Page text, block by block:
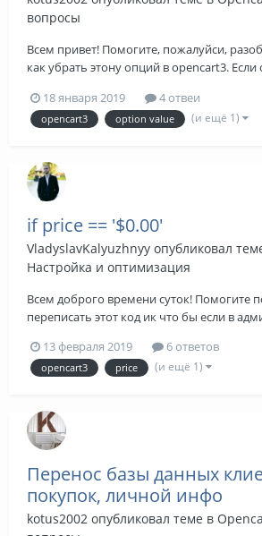
вопросы
Всем привет! Помогите, пожалуйси,
как убрать этону опций в opencart3.
появляется (+заданная сумма), как на
кода из product.tpl, как в opencart 2 не
18 января 2019 4 отвеи
opencart3 option value (и ещё 1)
if price == '$0.00'
VladyslavKalyuzhnyy опубликовал
Настройка и оптимизация
Всем доброго времени суток! Помогите
переписать этот код ик что бы если в
вместо цифры. {% if price %} <ul class="list-
prices">...
13 февраля 2019 6 ответов
opencart3 price (и ещё 1)
Перенос базы данных
покупок, личной инфо
kotus2002 опубликовал теме в